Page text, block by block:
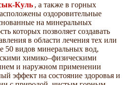
Куль , а также в горных
оздоровительные
на минеральных
которых позволяет создавать
в области лечения тех или
50 видов минеральных вод,
химико–физическими
и наружном применении
эффект на состояние здоровья и